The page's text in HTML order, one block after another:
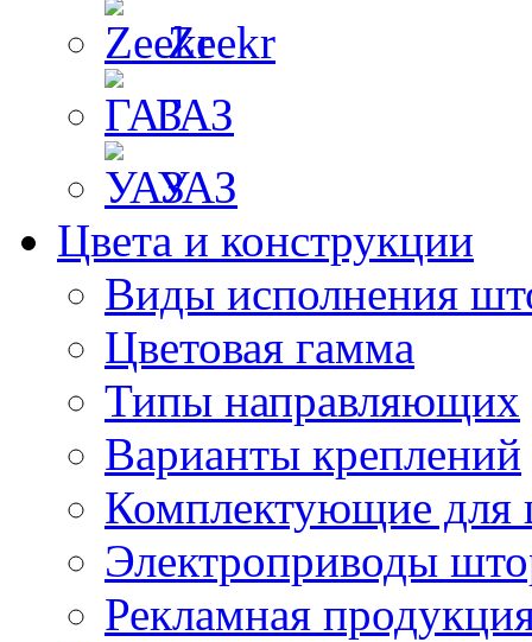
Zeekr
ГАЗ
УАЗ
Цвета и конструкции
Виды исполнения
Цветовая гамма
Типы направляющих
Варианты креплений
Комплектующие для
Электроприводы
Рекламная